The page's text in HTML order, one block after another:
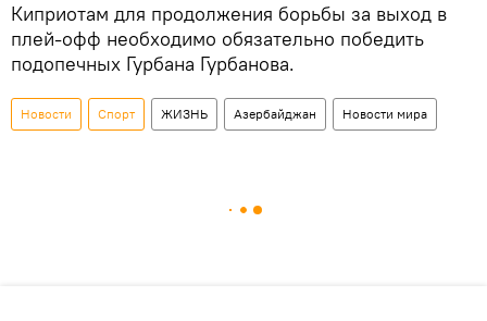
Киприотам для продолжения борьбы за выход в
плей-офф необходимо обязательно победить
подопечных Гурбана Гурбанова.
Новости Спорт ЖИЗНЬ Азербайджан Новости мира